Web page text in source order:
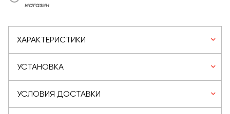
магазин
ХАРАКТЕРИСТИКИ
УСТАНОВКА
УСЛОВИЯ ДОСТАВКИ